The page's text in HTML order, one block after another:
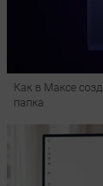
Как в Максе
папка